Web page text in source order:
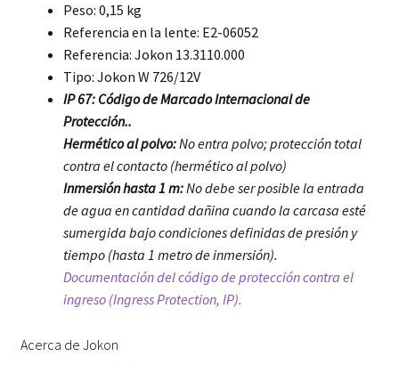
Peso: 0,15 kg
Referencia en la lente: E2-06052
Referencia: Jokon 13.3110.000
Tipo: Jokon W 726/12V
IP 67: Código de Marcado Internacional de
Protección..
Hermético al polvo:No entra polvo; protección total
contra el contacto (hermético al polvo)
Inmersión hasta 1 m:No debe ser posible la entrada
de agua en cantidad dañina cuando la carcasa esté
sumergida bajo condiciones definidas de presión y
tiempo (hasta 1 metro de inmersión).
Documentación del código de protección contra el
ingreso (Ingress Protection, IP).
Acerca de Jokon